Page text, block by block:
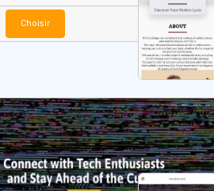
Choisir